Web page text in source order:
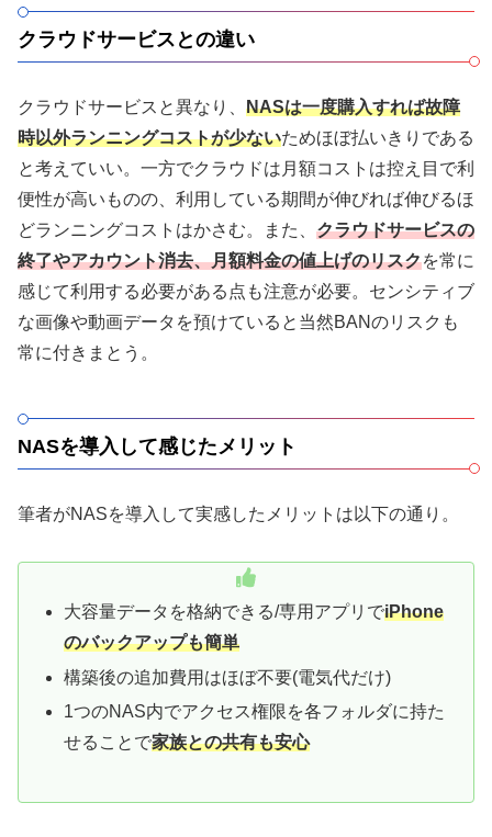
クラウドサービスとの違い
クラウドサービスと異なり、 NASは一度購入すれば故障
時以外ランニングコストが少ないためほぼ払いきりである
と考えていい。一方でクラウドは月額コストは控え目で利
便性が高いものの、利用している期間が伸びれば伸びるほ
どランニングコストはかさむ。また、 クラウドサービスの
終了やアカウント消去、月額料金の値上げのリスクを常に
感じて利用する必要がある点も注意が必要。センシティブ
な画像や動画データを預けていると当然BANのリスクも
常に付きまとう。
NASを導入して感じたメリット
筆者がNASを導入して実感したメリットは以下の通り。
大容量データを格納できる/専用アプリでiPhone
のバックアップも簡単
構築後の追加費用はほぼ不要(電気代だけ)
1つのNAS内でアクセス権限を各フォルダに持た
せることで家族との共有も安心